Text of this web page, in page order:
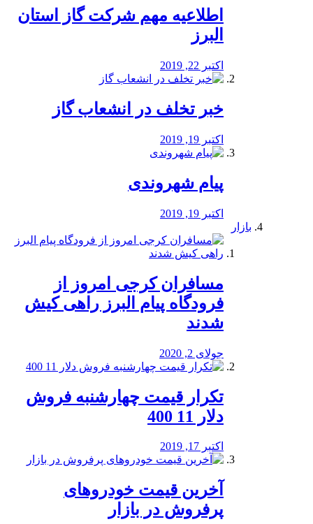
️اطلاعیه مهم شرکت گاز استان
البرز
اکتبر 22, 2019
خبر تخلف در انشعاب گاز
اکتبر 19, 2019
پیام شهروندی
اکتبر 19, 2019
بازار
مسافران کرجی امروز از
فرودگاه پیام البرز راهی کیش
شدند
جولای 2, 2020
تکرار قیمت چهارشنبه فروش
دلار 11 400
اکتبر 17, 2019
آخرین قیمت خودرو‌های
پرفروش در بازار